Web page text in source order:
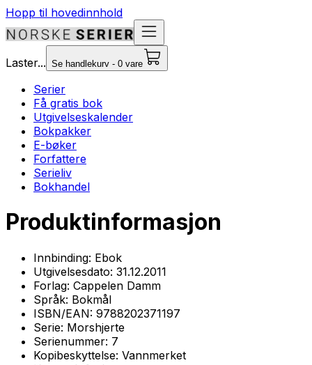
Hopp til hovedinnhold
Laster... Se handlekurv - 0 vare
Serier
Få gratis bok
Utgivelseskalender
Bokpakker
E-bøker
Forfattere
Serieliv
Bokhandel
Produktinformasjon
Innbinding: Ebok
Utgivelsesdato: 31.12.2011
Forlag: Cappelen Damm
Språk: Bokmål
ISBN/EAN: 9788202371197
Serie: Morshjerte
Serienummer: 7
Kopibeskyttelse: Vannmerket